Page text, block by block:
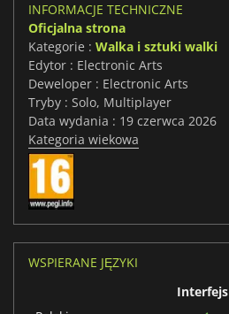
INFORMACJE TECHNICZNE
Oficjalna strona
Kategorie : Walka i sztuki walki
Edytor : Electronic Arts
Deweloper : Electronic Arts
Tryby : Solo, Multiplayer
Data wydania : 19 czerwca 2026
Kategoria wiekowa
WSPIERANE JĘZYKI
Interfejs